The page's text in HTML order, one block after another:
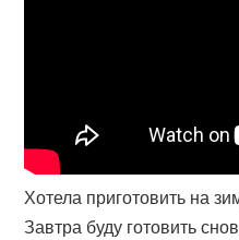
Хотела приготовить на
Завтра буду готовить